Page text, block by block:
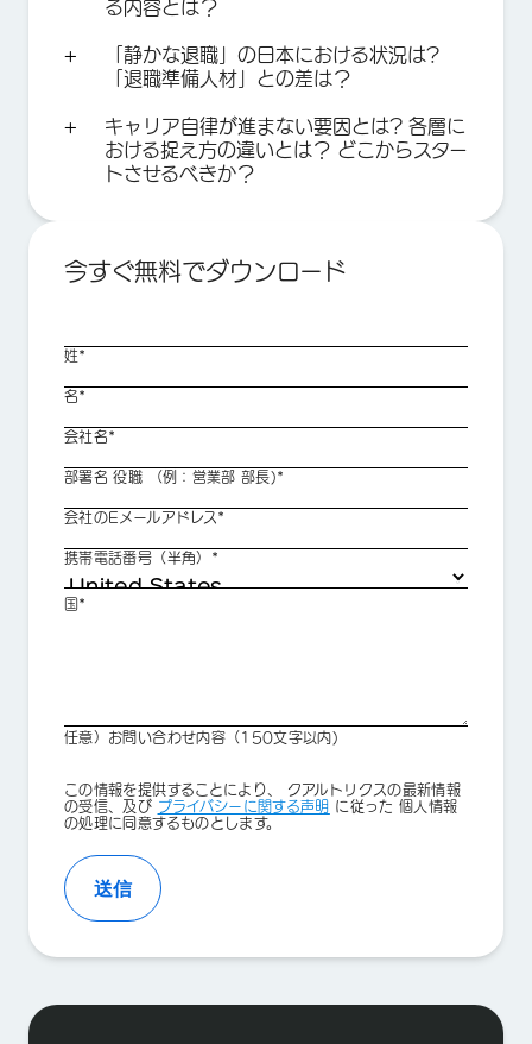
る内容とは？
「静かな退職」の日本における状況は?
「退職準備人材」との差は？
キャリア自律が進まない要因とは? 各層に
おける捉え方の違いとは？ どこからスター
トさせるべきか？
今すぐ無料でダウンロード
姓*
名*
会社名*
部署名 役職 （例：営業部 部長)*
会社のEメールアドレス*
携帯電話番号（半角）*
国*
任意）お問い合わせ内容（150文字以内)
Privacy
Optin
この情報を提供することにより、 クアルトリクスの最新情報
の受信、及び プライバシーに関する声明 に従った 個人情報
の処理に同意するものとします。
送信